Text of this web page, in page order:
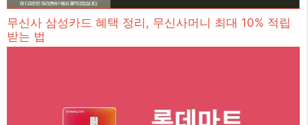
무신사 삼성카드 혜택 정리, 무신사머니 최대 10% 적립
받는 법